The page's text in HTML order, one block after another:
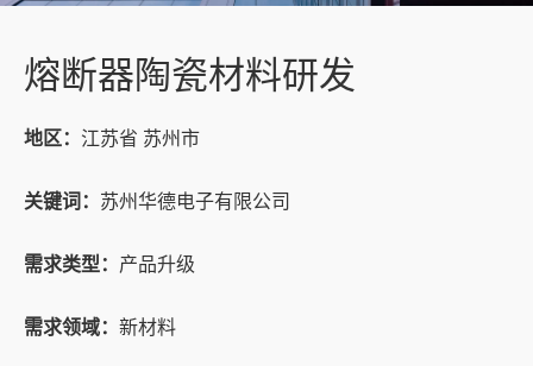
熔断器陶瓷材料研发
地区： 江苏省 苏州市
关键词： 苏州华德电子有限公司
需求类型： 产品升级
需求领域： 新材料